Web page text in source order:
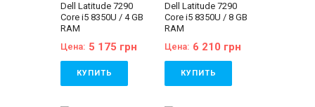
Dell Latitude 7290
Core i5 8350U / 4 GB
RAM
Цена: 5 175 грн
КУПИТЬ
Dell Latitude 7290
Core i5 8350U / 8 GB
RAM
Цена: 6 210 грн
КУПИТЬ